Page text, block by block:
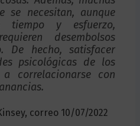
se necesitan, aunque
tiempo y esfuerzo,
desembolsos
De hecho, satisfacer
psicológicas de los
correlacionarse con
correo 10/07/2022